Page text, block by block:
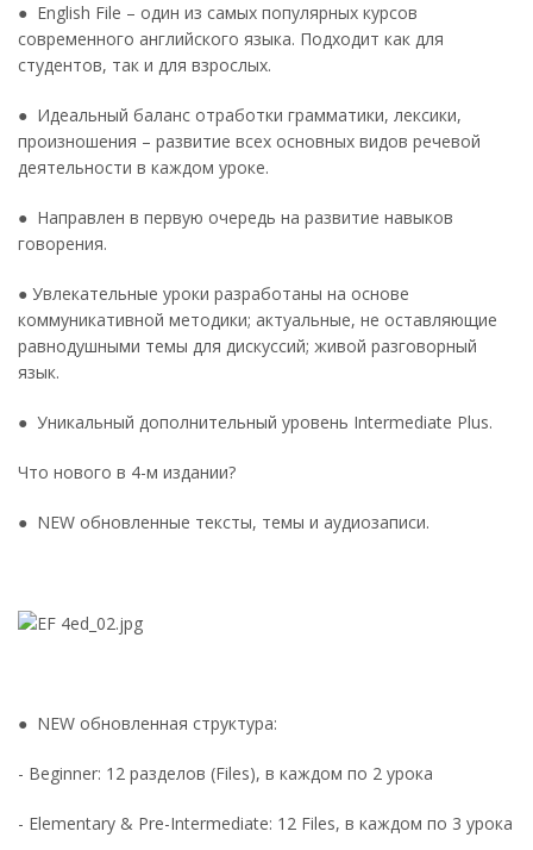
● English File – один из самых популярных курсов
современного английского языка. Подходит как для
студентов, так и для взрослых.
● Идеальный баланс отработки грамматики, лексики,
произношения – развитие всех основных видов речевой
деятельности в каждом уроке.
● Направлен в первую очередь на развитие навыков
говорения.
● Увлекательные уроки разработаны на основе
коммуникативной методики; актуальные, не оставляющие
равнодушными темы для дискуссий; живой разговорный
язык.
● Уникальный дополнительный уровень Intermediate Plus.
Что нового в 4-м издании?
● NEW обновленные тексты, темы и аудиозаписи.
● NEW обновленная структура:
- Beginner: 12 разделов (Files), в каждом по 2 урока
- Elementary & Pre-Intermediate: 12 Files, в каждом по 3 урока